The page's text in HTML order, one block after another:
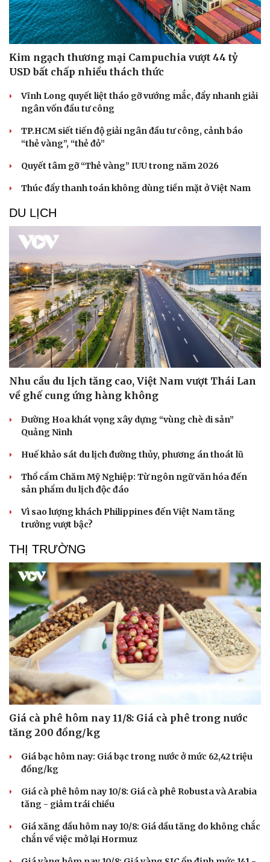
Sân khấu - Điện ảnh
Văn học
Di sản
Nghệ sĩ
Kim ngạch thương mại Campuchia vượt 44 tỷ
USD bất chấp nhiều thách thức
Vĩnh Long quyết liệt tháo gỡ vướng mắc, đẩy nhanh giải
ngân vốn đầu tư công
TP.HCM siết tiến độ giải ngân đầu tư công, cảnh báo
“thẻ vàng”, “thẻ đỏ”
Quyết tâm gỡ “Thẻ vàng” IUU trong năm 2026
Thúc đẩy thanh toán không dùng tiền mặt ở Việt Nam
DU LỊCH
Nhu cầu du lịch tăng cao, Việt Nam vượt Thái Lan
về ghế cung ứng hàng không
Đường Hoa khát vọng xây dựng “vùng chè di sản”
Quảng Ninh
Huế khảo sát du lịch đường thủy, phương án thoát lũ
Thổ cẩm Chăm Mỹ Nghiệp: Từ ngôn ngữ văn hóa đến
sản phẩm du lịch độc đáo
Vì sao lượng khách Philippines đến Việt Nam tăng
trưởng vượt bậc?
THỊ TRƯỜNG
Giá cà phê hôm nay 11/8: Giá cà phê trong nước
tăng 200 đồng/kg
Giá bạc hôm nay: Giá bạc trong nước ở mức 62,42 triệu
đồng/kg
Giá cà phê hôm nay 10/8: Giá cà phê Robusta và Arabia
tăng - giảm trái chiều
Giá xăng dầu hôm nay 10/8: Giá dầu tăng do không chắc
chắn về việc mở lại Hormuz